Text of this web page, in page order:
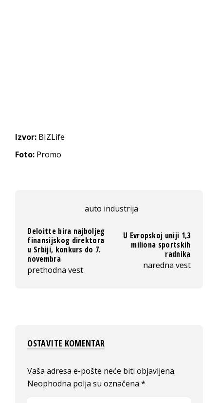
Izvor: BIZLife
Foto: Promo
auto industrija
Deloitte bira najboljeg
finansijskog direktora
u Srbiji, konkurs do 7.
novembra
prethodna vest
U Evropskoj uniji 1,3
miliona sportskih
radnika
naredna vest
OSTAVITE KOMENTAR
Vaša adresa e-pošte neće biti objavljena.
Neophodna polja su označena*